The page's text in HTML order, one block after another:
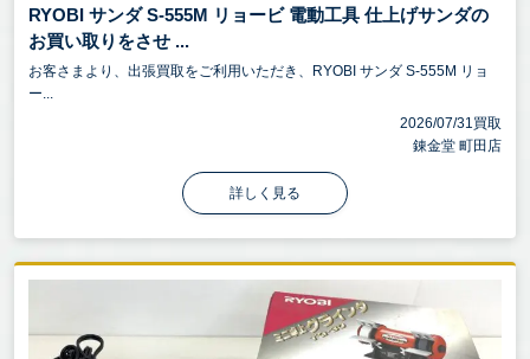
RYOBI サンダ S-555M リョービ 電動工具 仕上げサンダの
お買い取りをさせ ...
お客さまより、出張買取をご利用いただき、RYOBI サンダ S-555M リョ
ー...
2026/07/31買取
錬金堂 町田店
詳しく見る